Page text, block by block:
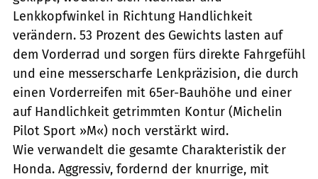
Lenkkopfwinkel in Richtung Handlichkeit
verändern. 53 Prozent des Gewichts lasten auf
dem Vorderrad und sorgen fürs direkte Fahrgefühl
und eine messerscharfe Lenkpräzision, die durch
einen Vorderreifen mit 65er-Bauhöhe und einer
auf Handlichkeit getrimmten Kontur (Michelin
Pilot Sport »M«) noch verstärkt wird.
Wie verwandelt die gesamte Charakteristik der
Honda. Aggressiv, fordernd der knurrige, mit